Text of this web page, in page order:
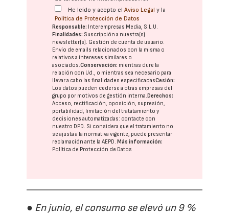
He leído y acepto elAviso Legal y la
Política de Protección de Datos
Responsable: Interempresas Media, S.L.U.
Finalidades: Suscripción a nuestra(s)
newsletter(s). Gestión de cuenta de usuario.
Envío de emails relacionados con la misma o
relativos a intereses similares o
asociados.Conservación: mientras dure la
relación con Ud., o mientras sea necesario para
llevar a cabo las finalidades especificadasCesión:
Los datos pueden cederse a otras empresas del
grupo por motivos de gestión interna.Derechos:
Acceso, rectificación, oposición, supresión,
portabilidad, limitación del tratatamiento y
decisiones automatizadas: contacte con
nuestro DPD. Si considera que el tratamiento no
se ajusta a la normativa vigente, puede presentar
reclamación ante laAEPD.Más información:
Política de Protección de Datos
● En junio, el consumo se elevó un 9 %